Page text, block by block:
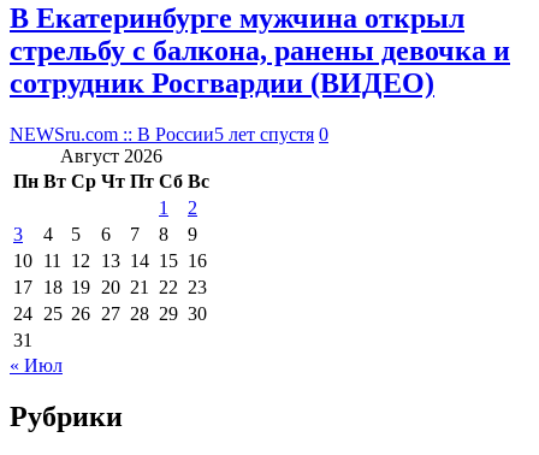
В Екатеринбурге мужчина открыл
стрельбу с балкона, ранены девочка и
сотрудник Росгвардии (ВИДЕО)
NEWSru.com :: В России5 лет спустя 0
Август 2026
Пн Вт Ср Чт Пт Сб Вс
1
2
3
4 5 6 7 8
9
10 11 12 13 14 15 16
17 18 19 20 21 22 23
24 25 26 27 28 29 30
31
« Июл
Рубрики